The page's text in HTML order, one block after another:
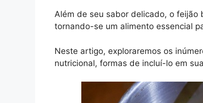
Além de seu sabor delicado, o
tornando-se um alimento essencial
Neste artigo, exploraremos os
nutricional, formas de incluí-lo em